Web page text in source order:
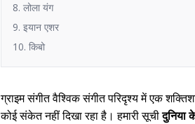
8. लोला यंग
9. इयान एशर
10. किबो
ग्राइम संगीत वैश्विक संगीत परिदृश्य में एक
कोई संकेत नहीं दिखा रहा है। हमारी सूचीदुनिया